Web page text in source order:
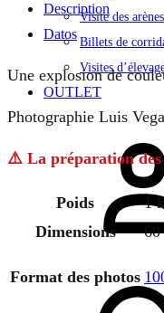
Visite des arènes
Billets de
Visites
OUTLET
Chercher
Description
Datos
Une explosion de
Photographie Luis Vega
⚠️ La préparation des
Poids
1
Dimensions
Format des photos